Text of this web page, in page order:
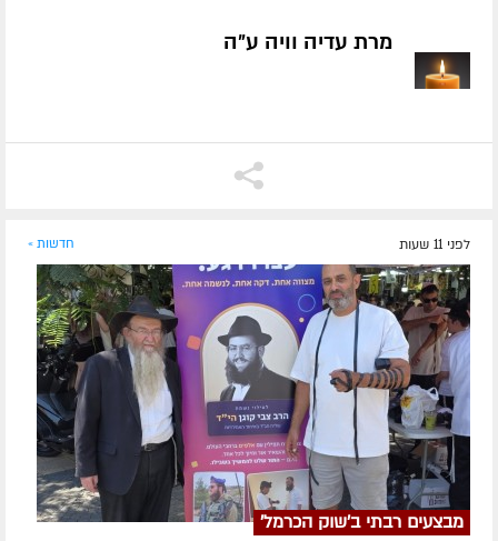
מרת עדיה וויה ע״ה
לפני 11 שעות חדשות »
מבצעים רבתי ב'שוק הכרמל'